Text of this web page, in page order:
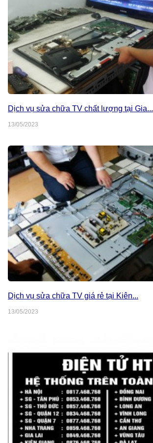
Dịch vụ sửa chữa TV chất lượng tại Gia...
13/05/2023
Dịch vụ sửa chữa TV giá rẻ tại Kiên...
13/05/2023